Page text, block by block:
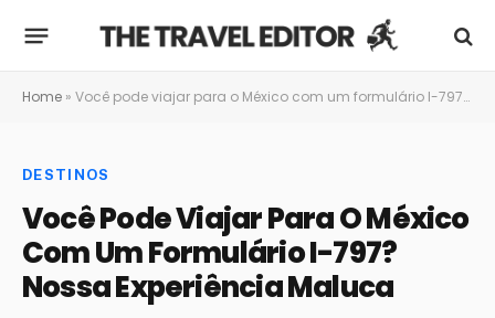
Home » Você pode viajar para o México com um formulário I-797? Nossa experiência maluca
DESTINOS
Você Pode Viajar Para O México
Com Um Formulário I-797?
Nossa Experiência Maluca